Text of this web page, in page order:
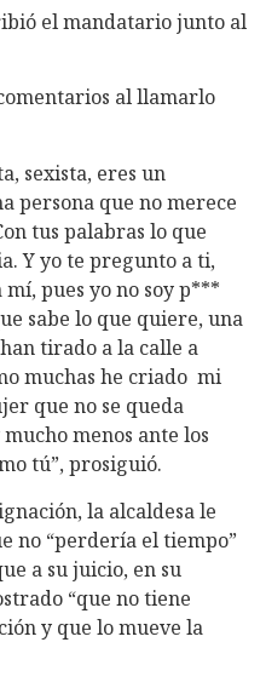
el mandatario junto al
al llamarlo
sexista, eres un
persona que no merece
tus palabras lo que
Y yo te pregunto a ti,
pues yo no soy p***
sabe lo que quiere, una
tirado a la calle a
muchas he criado mi
que no se queda
menos ante los
tú”, prosiguió.
la alcaldesa le
no “perdería el tiempo”
a su juicio, en su
“que no tiene
y que lo mueve la